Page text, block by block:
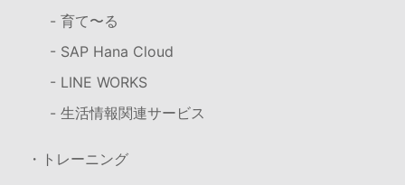
- 育て〜る
- SAP Hana Cloud
- LINE WORKS
- 生活情報関連サービス
・トレーニング